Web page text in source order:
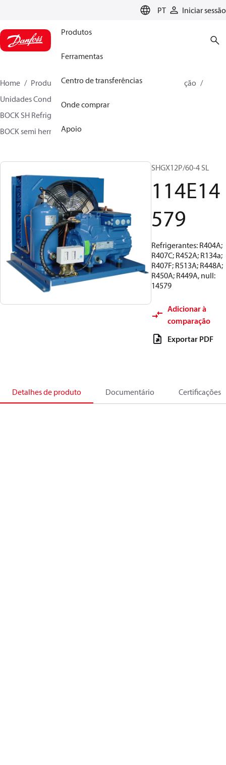
PT Iniciar sessão
Produtos
Ferramentas
Centro de transferências
Onde comprar
Apoio
Home Produtos
Soluções climáticas para refrigeração
Unidades Condensadoras
BOCK SH Refrigerado por gás - 1 estágio
BOCK semi hermetic SHG-L
SHGX12P/60-4 SL
114E14
579
Refrigerantes: R404A;
R407C; R452A; R134a;
R407F; R513A; R448A;
R450A; R449A, null:
14579
Adicionar à
comparação
Exportar PDF
Detalhes de produto Documentário Certificações